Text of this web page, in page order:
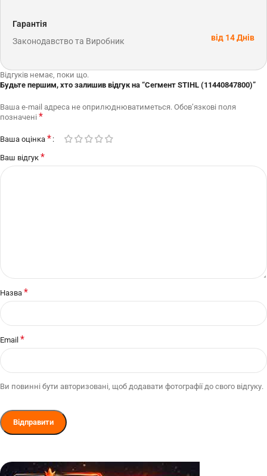
Гарантія
Законодавство та Виробник
від 14 Днів
Відгуків немає, поки що.
Будьте першим, хто залишив відгук на “Сегмент STIHL (11440847800)”
Ваша e-mail адреса не оприлюднюватиметься. Обов’язкові поля
позначені *
Ваша оцінка *
Ваш відгук *
Назва *
Email *
Ви повинні бути авторизовані, щоб додавати фотографії до свого відгуку.